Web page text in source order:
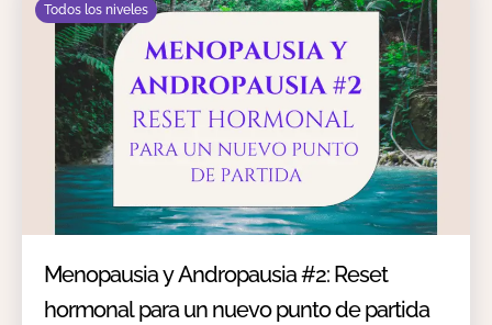
Todos los niveles
Menopausia y Andropausia #2: Reset
hormonal para un nuevo punto de partida